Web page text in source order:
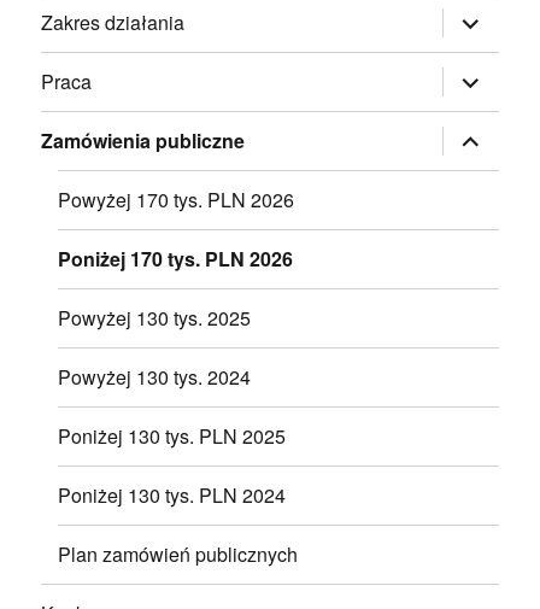
Zakres działania rozwiń
menu
potomne
Praca
rozwiń
menu
potomne
Zamówienia publiczne
rozwiń
menu
potomne
Powyżej 170 tys. PLN 2026
Poniżej 170 tys. PLN 2026
Powyżej 130 tys. 2025
Powyżej 130 tys. 2024
Poniżej 130 tys. PLN 2025
Poniżej 130 tys. PLN 2024
Plan zamówień publicznych